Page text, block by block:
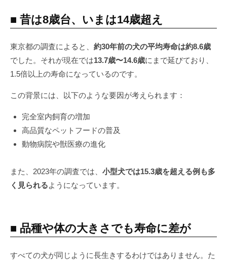
■ 昔は8歳台、いまは14歳超え
東京都の調査によると、 約30年前の犬の平均寿命は約8.6歳
でした。それが現在では13.7歳〜14.6歳にまで延びており、
1.5倍以上の寿命になっているのです。
この背景には、以下のような要因が考えられます：
完全室内飼育の増加
高品質なペットフードの普及
動物病院や獣医療の進化
また、2023年の調査では、 小型犬では15.3歳を超える例も多
く見られるようになっています。
■ 品種や体の大きさでも寿命に差が
すべての犬が同じように長生きするわけではありません。た